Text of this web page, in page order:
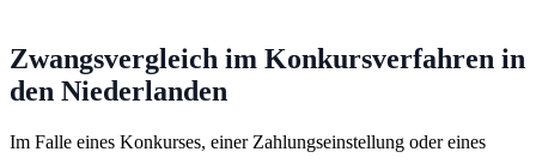
Zwangsvergleich im Konkursverfahren in
den Niederlanden
Im Falle eines Konkurses, einer Zahlungseinstellung oder eines